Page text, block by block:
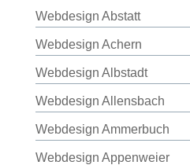
Webdesign Abstatt
Webdesign Achern
Webdesign Albstadt
Webdesign Allensbach
Webdesign Ammerbuch
Webdesign Appenweier